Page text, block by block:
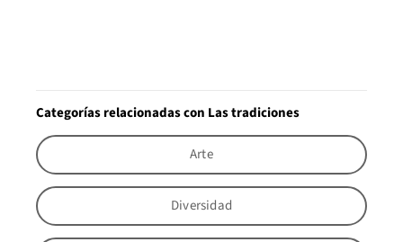
Categorías relacionadas con Las tradiciones
Arte
Diversidad